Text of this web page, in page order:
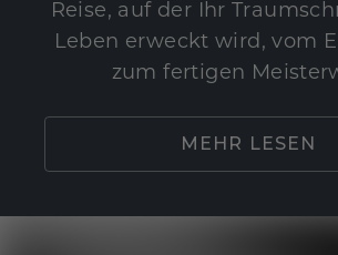
Reise, auf der Ihr
Leben erweckt wird, vom
zum fertigen
MEHR LESEN